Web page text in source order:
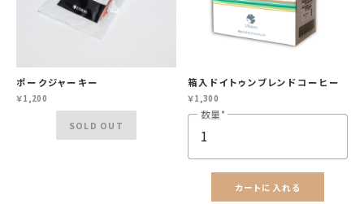
ポークジャーキー
￥1,200
SOLD OUT
箱入ドイトゥンブレンドコーヒー
￥1,300
数量
カートに入れる
カートに追加しました。
カートへ進む
お買い物を続ける